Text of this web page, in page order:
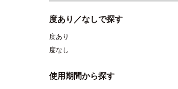
度あり／なしで探す
度あり
度なし
使用期間から探す